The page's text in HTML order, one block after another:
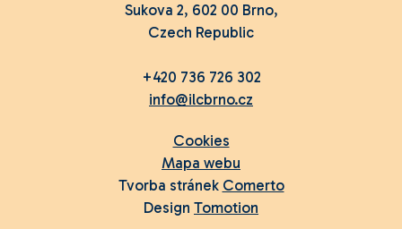
Sukova 2, 602 00 Brno,
Czech Republic
+420 736 726 302
info@ilcbrno.cz
Cookies
Mapa webu
Tvorba stránek Comerto
Design Tomotion